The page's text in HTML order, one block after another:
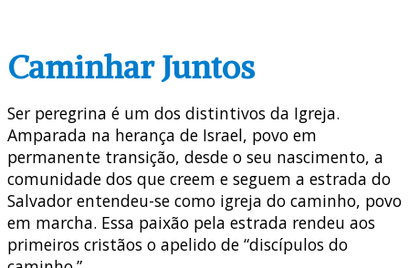
Caminhar Juntos
Ser peregrina é um dos distintivos da Igreja.
Amparada na herança de Israel, povo em
permanente transição, desde o seu nascimento, a
comunidade dos que creem e seguem a estrada do
Salvador entendeu-se como igreja do caminho, povo
em marcha. Essa paixão pela estrada rendeu aos
primeiros cristãos o apelido de “discípulos do